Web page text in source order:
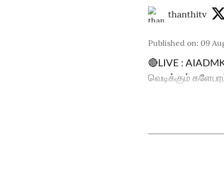
thanthitv
Published on: 09
🔴LIVE :
வெடிக்கும்